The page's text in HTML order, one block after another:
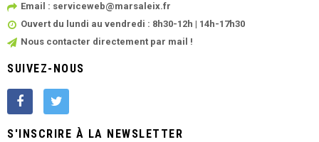
Email : serviceweb@marsaleix.fr
Ouvert du lundi au vendredi : 8h30-12h | 14h-17h30
Nous contacter directement par mail !
SUIVEZ-NOUS
S'INSCRIRE À LA NEWSLETTER